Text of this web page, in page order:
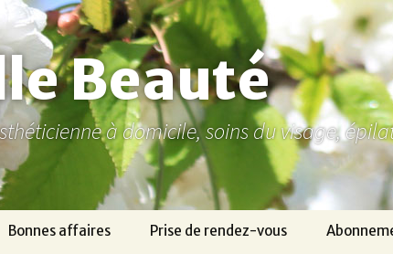
Beauté
à domicile, soins du visage,
Bonnes affaires Prise de rendez-vous